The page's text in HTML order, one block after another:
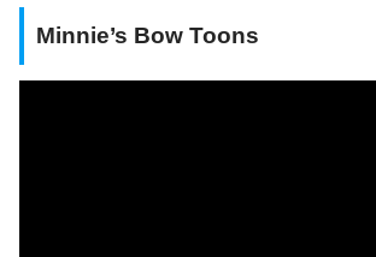
Minnie’s Bow Toons